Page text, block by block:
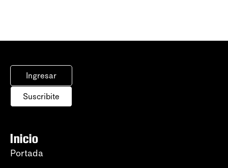
Ingresar
Suscribite
Inicio
Portada